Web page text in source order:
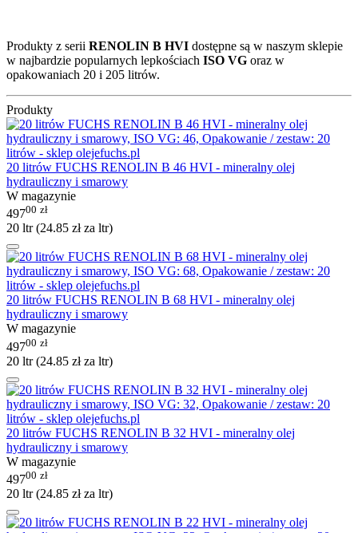
Produkty z serii RENOLIN B HVI dostępne są w naszym sklepie
w najbardzie popularnych lepkościach ISO VG oraz w
opakowaniach 20 i 205 litrów.
Produkty
20 litrów FUCHS RENOLIN B 46 HVI - mineralny olej
hydrauliczny i smarowy
W magazynie
49700 zł
20 ltr (24.85 złza ltr)
20 litrów FUCHS RENOLIN B 68 HVI - mineralny olej
hydrauliczny i smarowy
W magazynie
49700 zł
20 ltr (24.85 złza ltr)
20 litrów FUCHS RENOLIN B 32 HVI - mineralny olej
hydrauliczny i smarowy
W magazynie
49700 zł
20 ltr (24.85 złza ltr)